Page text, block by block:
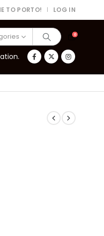
TO PORTO! | LOG IN
0